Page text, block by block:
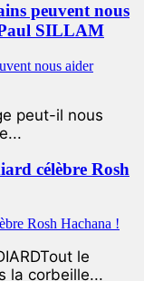
peuvent nous
SILLAM
peut-il nous
célèbre Rosh
le
la corbeille...